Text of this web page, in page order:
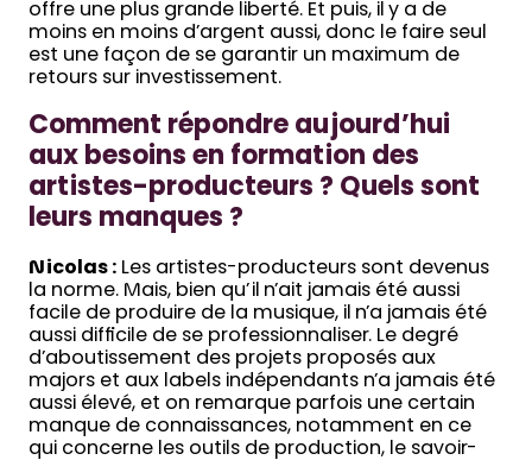
offre une plus grande liberté. Et puis, il y a de
moins en moins d’argent aussi, donc le faire seul
est une façon de se garantir un maximum de
retours sur investissement.
Comment répondre aujourd’hui
aux besoins en formation des
artistes-producteurs ? Quels sont
leurs manques ?
Nicolas : Les artistes-producteurs sont devenus
la norme. Mais, bien qu’il n’ait jamais été aussi
facile de produire de la musique, il n’a jamais été
aussi difficile de se professionnaliser. Le degré
d’aboutissement des projets proposés aux
majors et aux labels indépendants n’a jamais été
aussi élevé, et on remarque parfois une certain
manque de connaissances, notamment en ce
qui concerne les outils de production, le savoir-